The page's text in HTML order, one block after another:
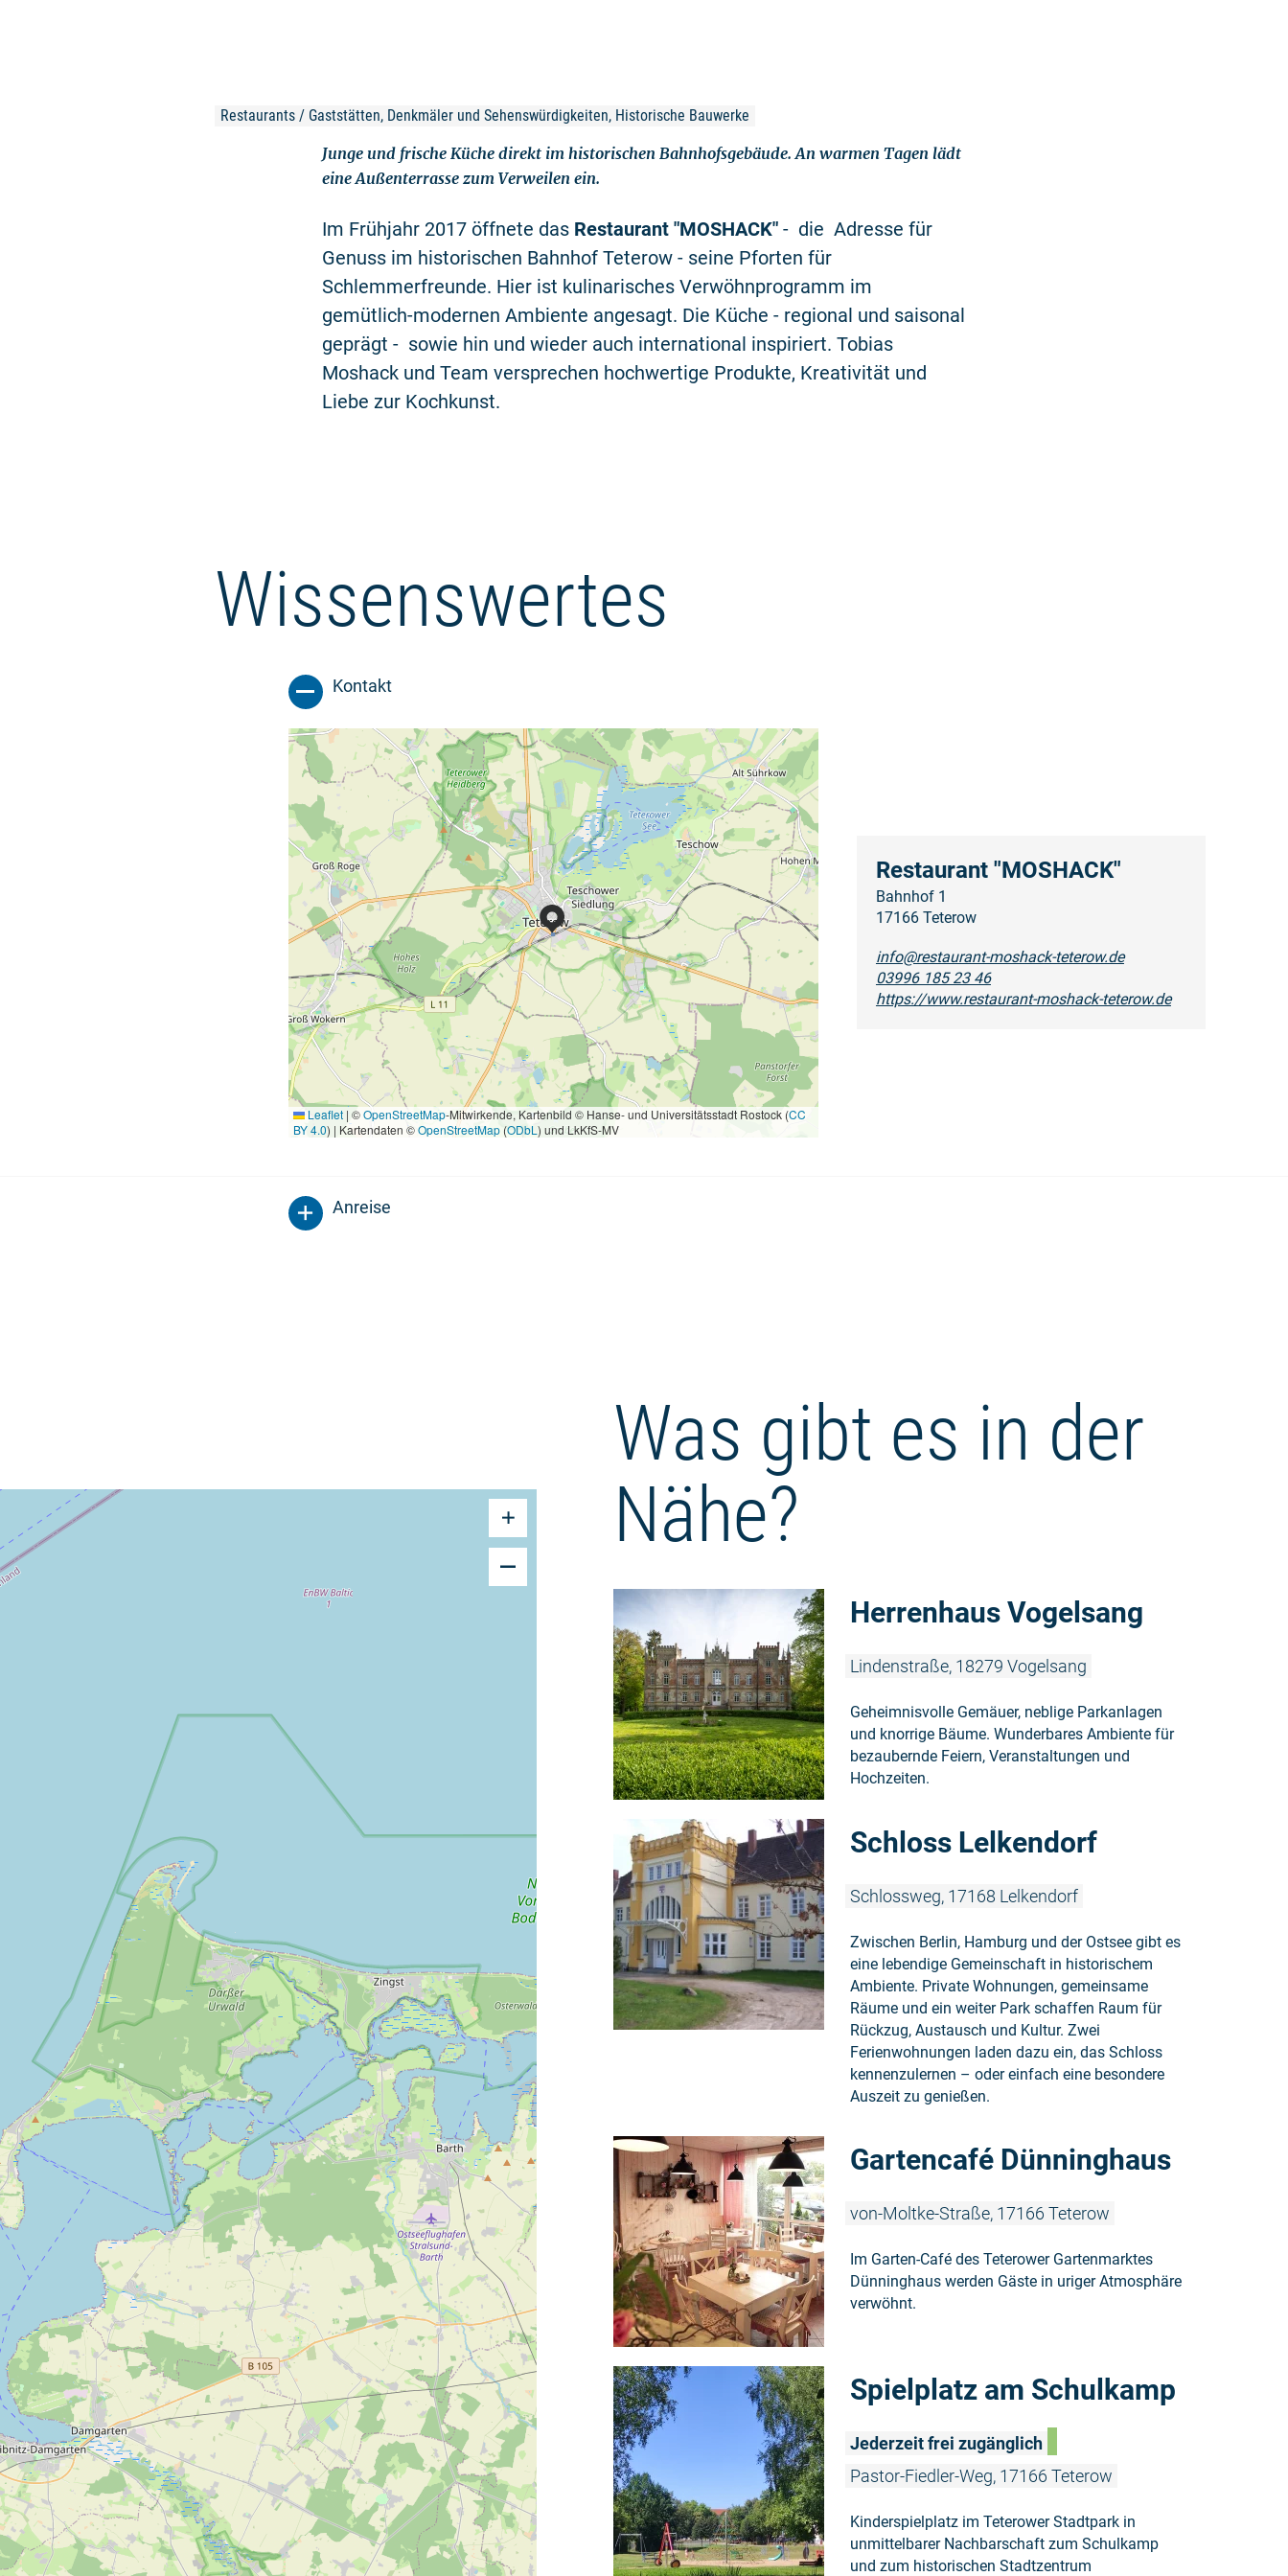
Restaurants / Gaststätten, Denkmäler und Sehenswürdigkeiten, Historische Bauwerke
Junge und frische Küche direkt im historischen Bahnhofsgebäude. An warmen Tagen lädt
eine Außenterrasse zum Verweilen ein.
Im Frühjahr 2017 öffnete das Restaurant "MOSHACK" - die Adresse für
Genuss im historischen Bahnhof Teterow - seine Pforten für
Schlemmerfreunde. Hier ist kulinarisches Verwöhnprogramm im
gemütlich-modernen Ambiente angesagt. Die Küche - regional und saisonal
geprägt - sowie hin und wieder auch international inspiriert. Tobias
Moshack und Team versprechen hochwertige Produkte, Kreativität und
Liebe zur Kochkunst.
Wissenswertes
Kontakt
Leaflet | ©OpenStreetMap-Mitwirkende, Kartenbild © Hanse- und Universitätsstadt Rostock (CC
BY 4.0) | Kartendaten ©OpenStreetMap(ODbL ) und LkKfS-MV
Restaurant "MOSHACK"
Bahnhof 1
17166 Teterow
info@restaurant-moshack-teterow.de
03996 185 23 46
https://www.restaurant-moshack-teterow.de
Anreise
Was gibt es in der
Nähe?
Herrenhaus Vogelsang
Lindenstraße, 18279 Vogelsang
Geheimnisvolle Gemäuer, neblige Parkanlagen
und knorrige Bäume. Wunderbares Ambiente für
bezaubernde Feiern, Veranstaltungen und
Hochzeiten.
Schloss Lelkendorf
Schlossweg, 17168 Lelkendorf
Zwischen Berlin, Hamburg und der Ostsee gibt es
eine lebendige Gemeinschaft in historischem
Ambiente. Private Wohnungen, gemeinsame
Räume und ein weiter Park schaffen Raum für
Rückzug, Austausch und Kultur. Zwei
Ferienwohnungen laden dazu ein, das Schloss
kennenzulernen – oder einfach eine besondere
Auszeit zu genießen.
Gartencafé Dünninghaus
von-Moltke-Straße, 17166 Teterow
Im Garten-Café des Teterower Gartenmarktes
Dünninghaus werden Gäste in uriger Atmosphäre
verwöhnt.
Spielplatz am Schulkamp
Jederzeit frei zugänglich
Pastor-Fiedler-Weg, 17166 Teterow
Kinderspielplatz im Teterower Stadtpark in
unmittelbarer Nachbarschaft zum Schulkamp
und zum historischen Stadtzentrum